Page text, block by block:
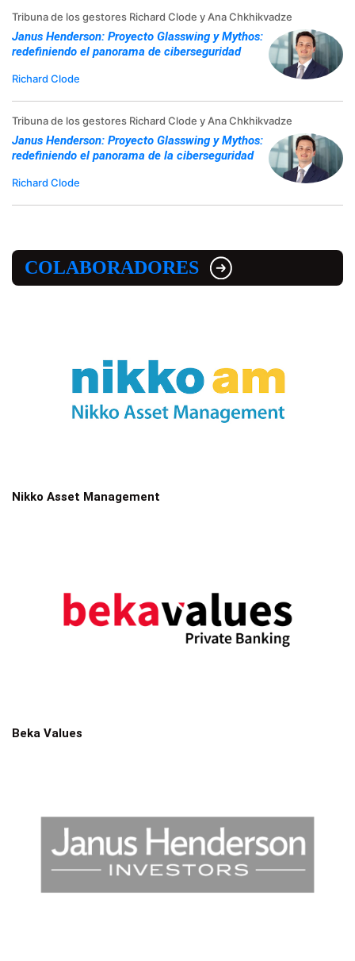
Tribuna de los gestores Richard Clode y Ana Chkhikvadze
Janus Henderson: Proyecto Glasswing y Mythos:
redefiniendo el panorama de ciberseguridad
Richard Clode
Tribuna de los gestores Richard Clode y Ana Chkhikvadze
Janus Henderson: Proyecto Glasswing y Mythos:
redefiniendo el panorama de la ciberseguridad
Richard Clode
COLABORADORES
Nikko Asset Management
Beka Values